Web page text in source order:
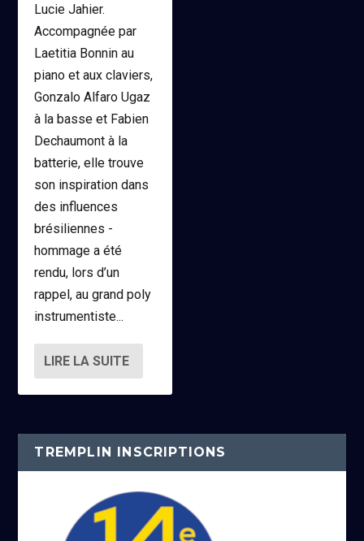
Lucie Jahier.
Accompagnée par
Laetitia Bonnin au
piano et aux claviers,
Gonzalo Alfaro Ugaz
à la basse et Fabien
Dechaumont à la
batterie, elle trouve
son inspiration dans
des influences
brésiliennes -
hommage a été
rendu, lors d’un
rappel, au grand poly
instrumentiste...
LIRE LA SUITE
TREMPLIN INSCRIPTIONS